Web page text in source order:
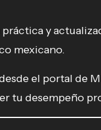
y
mexicano.
el portal de
tu desempeño